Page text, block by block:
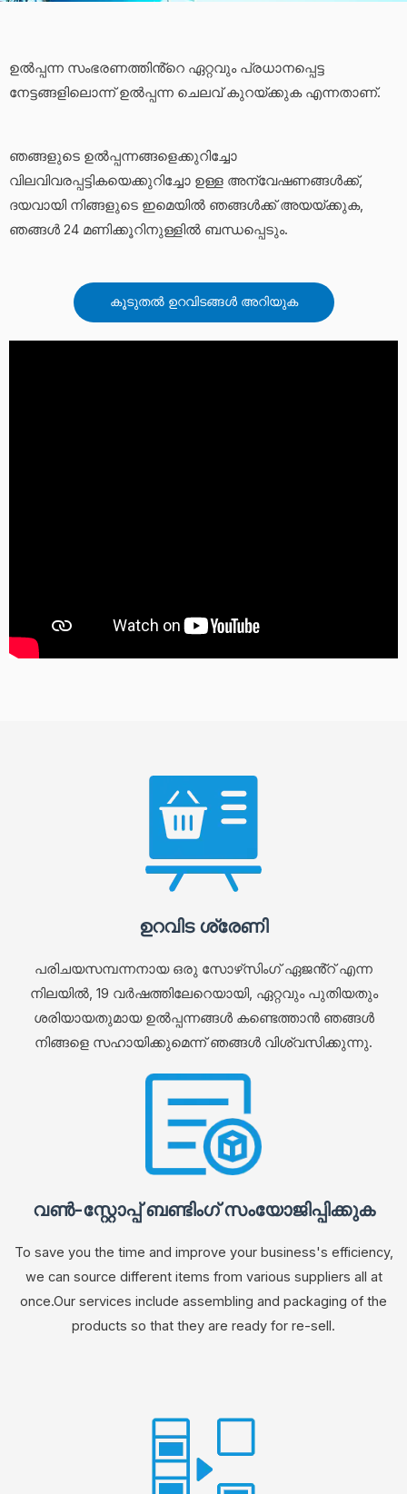
ഉൽപ്പന്ന സംഭരണത്തിൻ്റെ ഏറ്റവും പ്രധാനപ്പെട്ട
നേട്ടങ്ങളിലൊന്ന് ഉൽപ്പന്ന ചെലവ് കുറയ്ക്കുക എന്നതാണ്.
ഞങ്ങളുടെ ഉൽപ്പന്നങ്ങളെക്കുറിച്ചോ
വിലവിവരപ്പട്ടികയെക്കുറിച്ചോ ഉള്ള അന്വേഷണങ്ങൾക്ക്,
ദയവായി നിങ്ങളുടെ ഇമെയിൽ ഞങ്ങൾക്ക് അയയ്ക്കുക,
ഞങ്ങൾ 24 മണിക്കൂറിനുള്ളിൽ ബന്ധപ്പെടും.
കൂടുതൽ ഉറവിടങ്ങൾ അറിയുക
ഉറവിട ശ്രേണി
പരിചയസമ്പന്നനായ ഒരു സോഴ്‌സിംഗ് ഏജൻ്റ് എന്ന
നിലയിൽ, 19 വർഷത്തിലേറെയായി, ഏറ്റവും പുതിയതും
ശരിയായതുമായ ഉൽപ്പന്നങ്ങൾ കണ്ടെത്താൻ ഞങ്ങൾ
നിങ്ങളെ സഹായിക്കുമെന്ന് ഞങ്ങൾ വിശ്വസിക്കുന്നു.
വൺ-സ്റ്റോപ്പ് ബണ്ടിംഗ് സംയോജിപ്പിക്കുക
To save you the time and improve your business's efficiency,
we can source different items from various suppliers all at
once.Our services include assembling and packaging of the
products so that they are ready for re-sell.